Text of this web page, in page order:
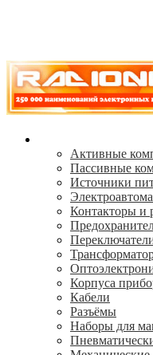
Активные
Пассивные
Источники
Контакторы и
Корпуса
Кабели
Разъёмы
Наборы для